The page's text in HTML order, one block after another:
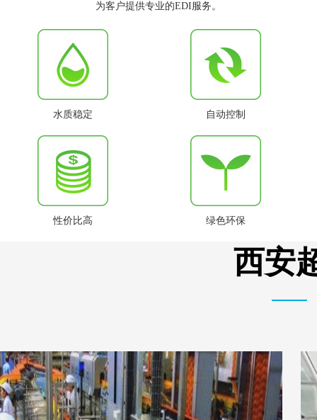
为客户提供专业的EDI服务。
水质稳定 自动控制
性价比高 绿色环保
西安